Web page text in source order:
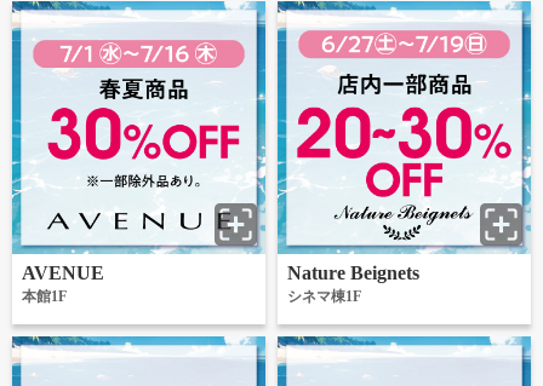
AVENUE
本館1F
Nature Beignets
シネマ棟1F